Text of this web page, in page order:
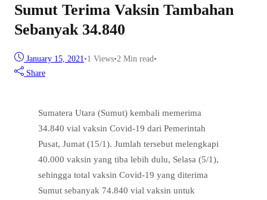
Sumut Terima Vaksin Tambahan
Sebanyak 34.840
January 15, 2021•1 Views•2 Min read•
Share
Sumatera Utara (Sumut) kembali memerima
34.840 vial vaksin Covid-19 dari Pemerintah
Pusat, Jumat (15/1). Jumlah tersebut melengkapi
40.000 vaksin yang tiba lebih dulu, Selasa (5/1),
sehingga total vaksin Covid-19 yang diterima
Sumut sebanyak 74.840 vial vaksin untuk